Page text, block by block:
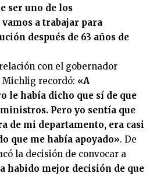
ser uno de los
a trabajar para
después de 63 años de
con el gobernador
recordó: «A
había dicho que sí de que
Pero yo sentía que
de mi departamento, era casi
que me había apoyado». De
la decisión de convocar a
habido mejor decisión de que